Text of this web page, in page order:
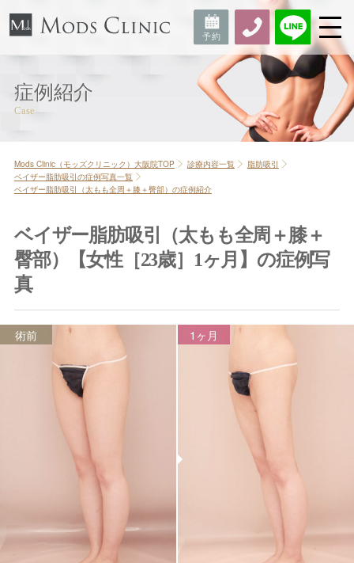
症例紹介
Mods Clinic（モッズクリニック）大阪院TOP 診療内容一覧
脂肪吸引
ベイザー脂肪吸引の症例写真一覧
ベイザー脂肪吸引（太もも全周＋膝＋臀部）の症例紹介
ベイザー脂肪吸引（太もも全周＋膝＋
臀部）【女性［23歳］1ヶ月】の症例写
真
術前 1ヶ月